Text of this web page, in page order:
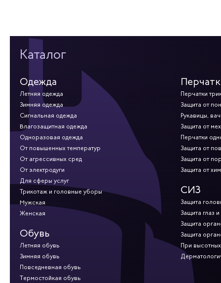
Каталог
Одежда
Летняя одежда
Зимняя одежда
Сигнальная одежда
Влагозащитная одежда
Одноразовая одежда
От повышенных температур
От агрессивных сред
От электродуги
Для сферы услуг
Трикотаж и головные уборы
Мужская
Женская
Обувь
Летняя обувь
Зимняя обувь
Повседневная обувь
Термостойкая обувь
Перчатки
Защита от
Рукавицы,
Защита от
Перчатки
Защита от
Защита от
Защита от
СИЗ
Защита
Защита глаз
Защита
Защита
При